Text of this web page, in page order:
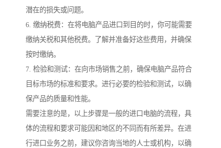
潜在的损失或问题。
6. 缴纳税费：在将电脑产品进口到目的时，你可能需要
缴纳关税和其他税费。了解并准备好这些费用，并确保
按时缴纳。
7. 检验和测试：在向市场销售之前，确保电脑产品符合
目标市场的标准和要求。进行必要的检验和测试，以确
保产品的质量和性能。
需要注意的是，以上步骤是一般的进口电脑的流程，具
体的流程和要求可能因和地区的不同而有所差异。在进
行进口业务之前，建议你咨询当地的人士或机构，以确